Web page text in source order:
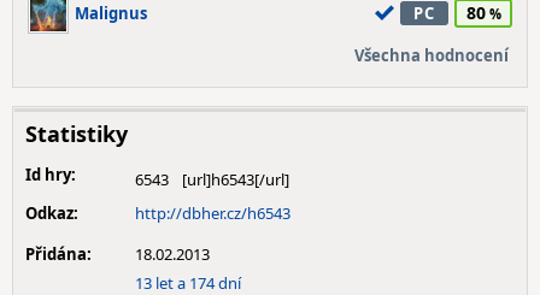
Malignus PC 80
Všechna hodnocení
Statistiky
Id hry:
6543
Odkaz:
http://dbher.cz/h6543
Přidána:
18.02.2013
13 let a 174 dní